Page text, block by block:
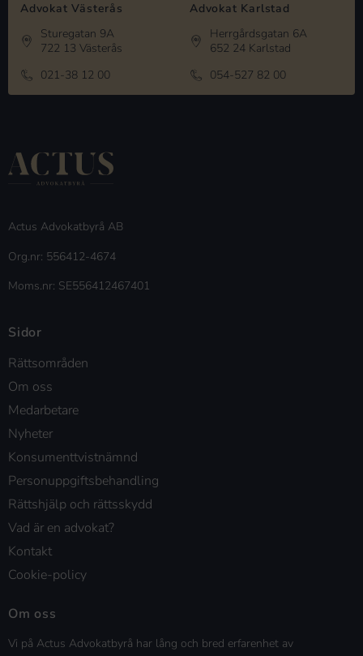
Advokat Västerås
Sturegatan 9A
722 13 Västerås
021-38 12 00
Advokat Karlstad
Herrgårdsgatan 6A
652 24 Karlstad
054-527 82 00
Actus Advokatbyrå AB
Org.nr: 556412-4674
Moms.nr: SE556412467401
Sidor
Rättsområden
Om oss
Medarbetare
Nyheter
Konsumenttvistnämnd
Personuppgiftsbehandling
Rättshjälp och rättsskydd
Vad är en advokat?
Kontakt
Cookie-policy
Om oss
Vi på Actus Advokatbyrå har lång och bred erfarenhet av